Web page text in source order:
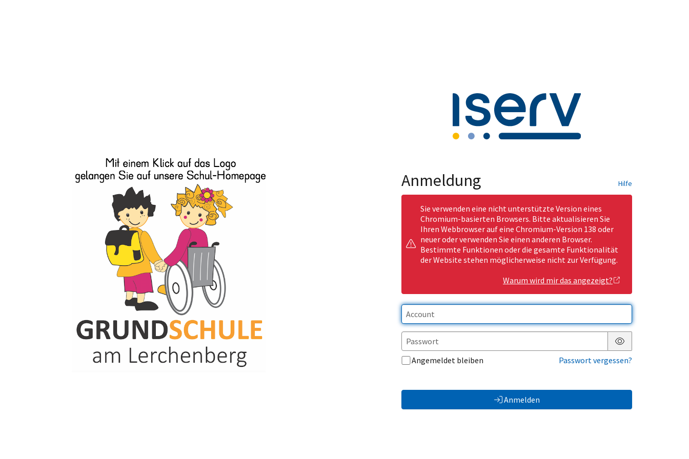
Anmeldung Hilfe
Sie verwenden eine nicht unterstützte Version eines
Chromium-basierten Browsers. Bitte aktualisieren Sie
Ihren Webbrowser auf eine Chromium-Version 138 oder
neuer oder verwenden Sie einen anderen Browser.
Bestimmte Funktionen oder die gesamte Funktionalität
der Website stehen möglicherweise nicht zur Verfügung.
Warum wird mir das angezeigt?
Passwort anzeigen
Angemeldet bleiben
Passwort vergessen?
Anmelden